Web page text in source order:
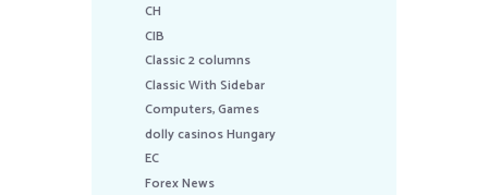
CH
CIB
Classic 2 columns
Classic With Sidebar
Computers, Games
dolly casinos Hungary
EC
Forex News